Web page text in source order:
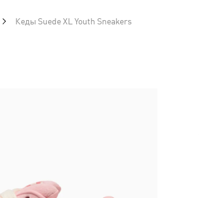
Кеды Suede XL Youth Sneakers